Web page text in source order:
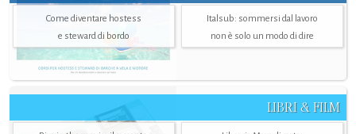
Come diventare hostess
e steward di bordo
Italsub: sommersi dal lavoro
non è solo un modo di dire
LIBRI & FILM